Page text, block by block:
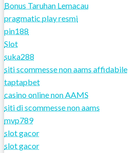
Bonus Taruhan Lemacau
pragmatic play resmi
pin188
Slot
suka288
siti scommesse non aams affidabile
taptapbet
casino online non AAMS
siti di scommesse non aams
mvp789
slot gacor
slot gacor